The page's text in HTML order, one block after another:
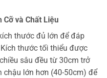
Cỡ và Chất Liệu
thước đủ lớn để đáp
thước tối thiểu được
sâu đều từ 30cm trở
chậu lớn hơn (40-50cm) để